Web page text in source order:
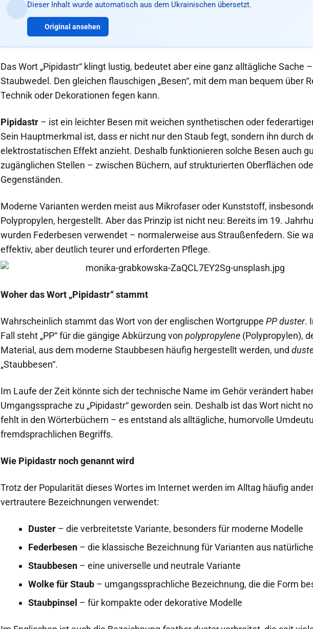
Dieser Inhalt wurde automatisch aus dem Ukrainischen übersetzt.
Original ansehen
Das Wort „Pipidastr“ klingt lustig, bedeutet aber eine ganz alltägliche Sache
Staubwedel. Den gleichen flauschigen „Besen“, mit dem man bequem über
Technik oder Dekorationen fegen kann.
Pipidastr – ist ein leichter Besen mit weichen synthetischen oder
Sein Hauptmerkmal ist, dass er nicht nur den Staub fegt, sondern ihn durch
elektrostatischen Effekt anzieht. Deshalb funktionieren solche Besen auch
zugänglichen Stellen – zwischen Büchern, auf strukturierten Oberflächen
Gegenständen.
Moderne Varianten werden meist aus Mikrofaser oder Kunststoff,
Polypropylen, hergestellt. Aber das Prinzip ist nicht neu: Bereits im 19.
wurden Federbesen verwendet – normalerweise aus Straußenfedern. Sie
effektiv, aber deutlich teurer und erforderten Pflege.
Woher das Wort „Pipidastr“ stammt
Wahrscheinlich stammt das Wort von der englischen Wortgruppe PP duster.
Fall steht „PP“ für die gängige Abkürzung von polypropylene (Polypropylen),
Material, aus dem moderne Staubbesen häufig hergestellt werden, und
„Staubbesen“.
Im Laufe der Zeit könnte sich der technische Name im Gehör verändert
Umgangssprache zu „Pipidastr“ geworden sein. Deshalb ist das Wort nicht
fehlt in den Wörterbüchern – es entstand als alltägliche, humorvolle
fremdsprachlichen Begriffs.
Wie Pipidastr noch genannt wird
Trotz der Popularität dieses Wortes im Internet werden im Alltag häufig
vertrautere Bezeichnungen verwendet:
Duster – die verbreitetste Variante, besonders für moderne Modelle
Federbesen – die klassische Bezeichnung für Varianten aus
Staubbesen – eine universelle und neutrale Variante
Wolke für Staub – umgangssprachliche Bezeichnung, die die Form
Staubpinsel – für kompakte oder dekorative Modelle